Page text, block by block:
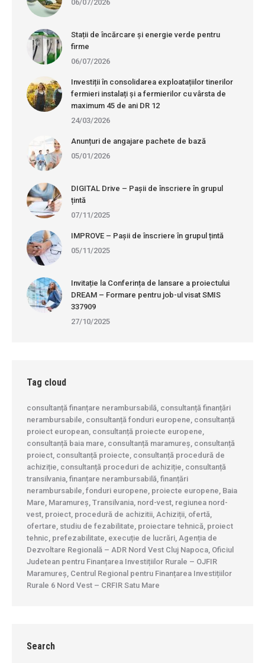
06/07/2026
Stații de încărcare și energie verde pentru
firme
06/07/2026
Investiții în consolidarea exploatațiilor tinerilor
fermieri instalați și a fermierilor cu vârsta de
maximum 45 de ani DR 12
24/03/2026
Anunțuri de angajare pachete de bază
05/01/2026
DIGITAL Drive – Pașii de înscriere în grupul
țintă
07/11/2025
IMPROVE – Pașii de înscriere în grupul țintă
05/11/2025
Invitație la Conferința de lansare a proiectului
DREAM – Formare pentru job-ul visat SMIS
337909
27/10/2025
Tag cloud
consultanță finanțare nerambursabilă, consultanță finanțări
nerambursabile, consultanță fonduri europene, consultanță
proiect european, consultanță proiecte europene,
consultanță baia mare, consultanță maramureș, consultanță
proiect, consultanță proiecte, consultanță procedură de
achiziție, consultanță proceduri de achiziție, consultanță
transilvania, finanțare nerambursabilă, finanțări
nerambursabile, fonduri europene, proiecte europene, Baia
Mare, Maramureș, Transilvania, nord-vest, regiunea nord-
vest, proiect, procedură de achizitii, Achiziții, ofertă,
ofertare, studiu de fezabilitate, proiectare tehnică, proiect
tehnic, prefezabilitate, execuție de lucrări, Agenția de
Dezvoltare Regională – ADR Nord Vest Cluj Napoca, Oficiul
Judetean pentru Finanțarea Investițiilor Rurale – OJFIR
Maramureș, Centrul Regional pentru Finanțarea Investițiilor
Rurale 6 Nord Vest – CRFIR Satu Mare
Search